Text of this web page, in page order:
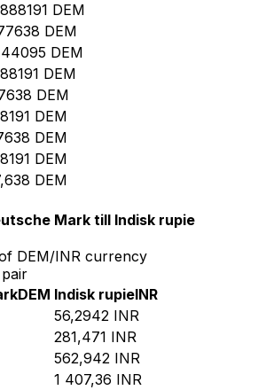
DEM
DEM
DEM
DEM
DEM
DEM
DEM
DEM
DEM
Mark till Indisk rupie
DEM/INR currency
pair
DEM Indisk rupieINR
56,2942 INR
281,471 INR
562,942 INR
1 407,36 INR